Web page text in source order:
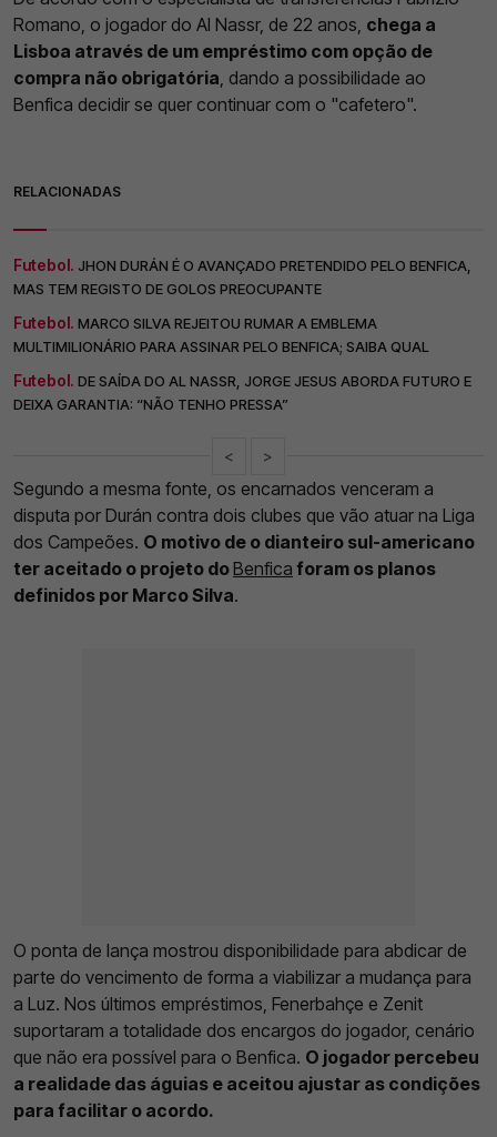
Romano, o jogador do Al Nassr, de 22 anos, chega a
Lisboa através de um empréstimo com opção de
compra não obrigatória , dando a possibilidade ao
Benfica decidir se quer continuar com o "cafetero".
RELACIONADAS
Futebol. JHON DURÁN É O AVANÇADO PRETENDIDO PELO BENFICA,
MAS TEM REGISTO DE GOLOS PREOCUPANTE
Futebol. MARCO SILVA REJEITOU RUMAR A EMBLEMA
MULTIMILIONÁRIO PARA ASSINAR PELO BENFICA; SAIBA QUAL
Futebol. DE SAÍDA DO AL NASSR, JORGE JESUS ABORDA FUTURO E
DEIXA GARANTIA: “NÃO TENHO PRESSA”
< >
Segundo a mesma fonte, os encarnados venceram a
disputa por Durán contra dois clubes que vão atuar na Liga
dos Campeões. O motivo de o dianteiro sul-americano
ter aceitado o projeto doBenfica foram os planos
definidos por Marco Silva.
O ponta de lança mostrou disponibilidade para abdicar de
parte do vencimento de forma a viabilizar a mudança para
a Luz. Nos últimos empréstimos, Fenerbahçe e Zenit
suportaram a totalidade dos encargos do jogador, cenário
que não era possível para o Benfica. O jogador percebeu
a realidade das águias e aceitou ajustar as condições
para facilitar o acordo.